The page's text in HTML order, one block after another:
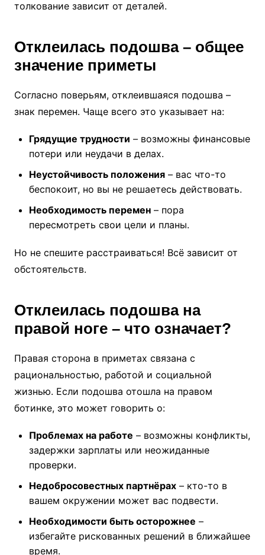
толкование зависит от деталей.
Отклеилась подошва – общее
значение приметы
Согласно поверьям, отклеившаяся подошва –
знак перемен. Чаще всего это указывает на:
Грядущие трудности – возможны финансовые
потери или неудачи в делах.
Неустойчивость положения– вас что-то
беспокоит, но вы не решаетесь действовать.
Необходимость перемен– пора
пересмотреть свои цели и планы.
Но не спешите расстраиваться! Всё зависит от
обстоятельств.
Отклеилась подошва на
правой ноге – что означает?
Правая сторона в приметах связана с
рациональностью, работой и социальной
жизнью. Если подошва отошла на правом
ботинке, это может говорить о:
Проблемах на работе – возможны конфликты,
задержки зарплаты или неожиданные
проверки.
Недобросовестных партнёрах– кто-то в
вашем окружении может вас подвести.
Необходимости быть осторожнее –
избегайте рискованных решений в ближайшее
время.